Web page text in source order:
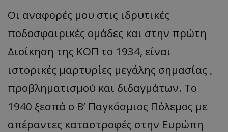
Οι αναφορές μου στις ιδρυτικές
ποδοσφαιρικές ομάδες και στην πρώτη
Διοίκηση της ΚΟΠ το 1934, είναι
ιστορικές μαρτυρίες μεγάλης σημασίας ,
προβληματισμού και διδαγμάτων. Το
1940 ξεσπά ο Β’ Παγκόσμιος Πόλεμος με
απέραντες καταστροφές στην Ευρώπη